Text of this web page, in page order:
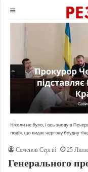
Семенов Сергій 25
Генерального